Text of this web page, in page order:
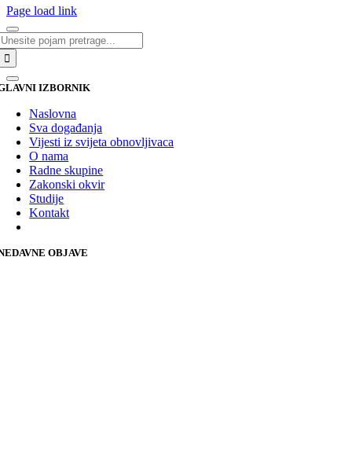
Page load link
IZBORNIK
Naslovna
Sva događanja
Vijesti iz svijeta obnovljivaca
O nama
Radne skupine
Zakonski okvir
Studije
Kontakt
OBJAVE